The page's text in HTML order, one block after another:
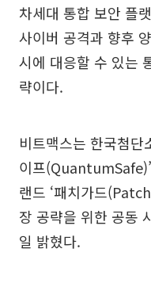
차세대 통합 보안 플
사이버 공격과 향후
시에 대응할 수 있는
략이다.
비트맥스는 한국첨단
이프
랜드 ‘패치가드
장 공략을 위한 공동
일 밝혔다.